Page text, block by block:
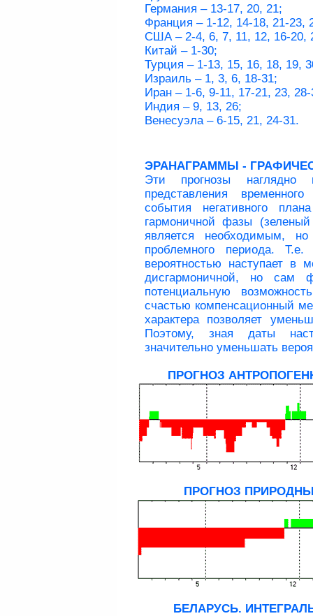
Германия – 13-17, 20, 21;
Франция – 1-12, 14-18, 21-23,
США – 2-4, 6, 7, 11, 12, 16-20,
Китай – 1-30;
Турция – 1-13, 15, 16, 18, 19,
Израиль – 1, 3, 6, 18-31;
Иран – 1-6, 9-11, 17-21, 23,
Индия – 9, 13, 26;
Венесуэла – 6-15, 21, 24-31.
ЭРАНАГРАММЫ -
Эти прогнозы наглядно
представления
события негативного
гармоничной фазы
является необходимым, но
проблемного периода.
вероятностью наступает в
дисгармоничной, но сам
потенциальную
счастью компенсационный
характера позволяет
Поэтому, зная даты
значительно уменьшать
ПРОГНОЗ
ПРОГНОЗ
БЕЛАРУСЬ.